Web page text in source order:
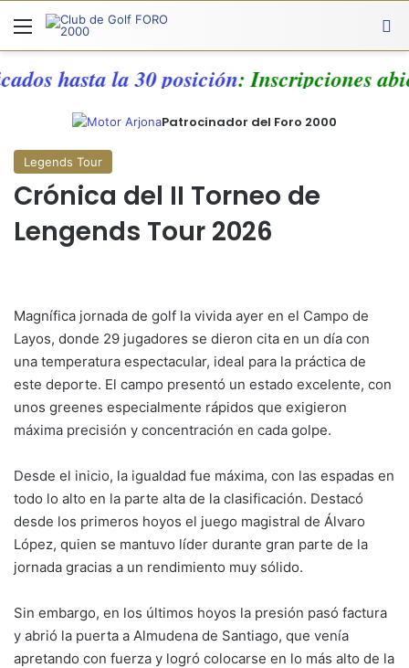
Menú
hasta la 30 posición: Inscripciones
Patrocinador del Foro 2000
Legends Tour
Crónica del II Torneo de
Lengends Tour 2026
Magnífica jornada de golf la vivida ayer en el Campo de
Layos, donde 29 jugadores se dieron cita en un día con
una temperatura espectacular, ideal para la práctica de
este deporte. El campo presentó un estado excelente, con
unos greenes especialmente rápidos que exigieron
máxima precisión y concentración en cada golpe.
Desde el inicio, la igualdad fue máxima, con las espadas en
todo lo alto en la parte alta de la clasificación. Destacó
desde los primeros hoyos el juego magistral de Álvaro
López, quien se mantuvo líder durante gran parte de la
jornada gracias a un rendimiento muy sólido.
Sin embargo, en los últimos hoyos la presión pasó factura
y abrió la puerta a Almudena de Santiago, que venía
apretando con fuerza y logró colocarse en lo más alto de la